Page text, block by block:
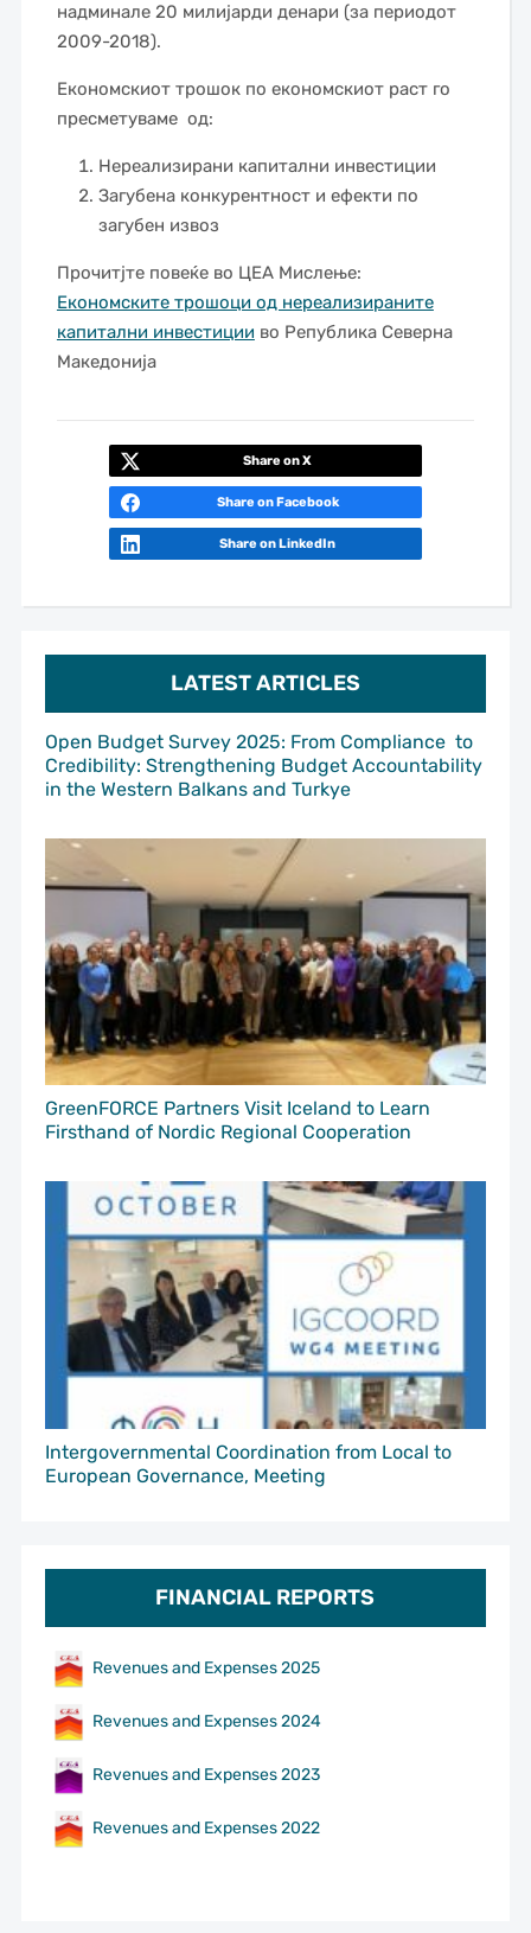
LATEST ARTICLES
Open Budget Survey 2025: From Compliance to
Credibility: Strengthening Budget Accountability
in the Western Balkans and Turkye
GreenFORCE Partners Visit Iceland to Learn
Firsthand of Nordic Regional Cooperation
Intergovernmental Coordination from Local to
European Governance, Meeting
FINANCIAL REPORTS
Revenues and Expenses 2025
Revenues and Expenses 2024
Revenues and Expenses 2023
Revenues and Expenses 2022
надминале 20 милијарди денари (за периодот
2009-2018).
Eкономскиот трошок по економскиот раст го
пресметуваме од:
Нереализирани капитални инвестиции
Загубена конкурентност и ефекти по
загубен извоз
Прочитјте повеќе во ЦЕА Мислење:
Економските трошоци од нереализираните
капитални инвестиции во Република Северна
Македонија
Share on X
Share on Facebook
Share on LinkedIn